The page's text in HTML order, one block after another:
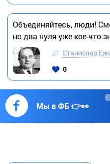
Объединяйтесь, люди!
но два нуля уже кое-что
Станислав
0
Мы в ФБ 👉👀